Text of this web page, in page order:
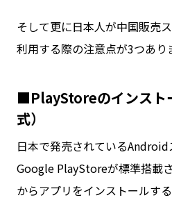
そして更に日本人が中国販売
利用する際の注意点が3つあり
■PlayStoreのインスト
式）
日本で発売されている
Google PlayStoreが標準搭載
からアプリをインストールす